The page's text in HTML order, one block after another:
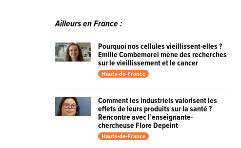
Ailleurs en France :
Pourquoi nos cellules vieillissent-elles ?
Emilie Combemorel mène des recherches
sur le vieillissement et le cancer
Hauts-de-France
Comment les industriels valorisent les
effets de leurs produits sur la santé ?
Rencontre avec l’enseignante-
chercheuse Flore Depeint
Hauts-de-France